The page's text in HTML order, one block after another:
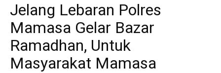
Jelang Lebaran Polres
Mamasa Gelar Bazar
Ramadhan, Untuk
Masyarakat Mamasa